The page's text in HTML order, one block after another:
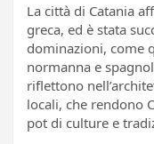
La città di Catania
greca, ed è stata
dominazioni, come
normanna e
riflettono
locali, che rendono
pot di culture e